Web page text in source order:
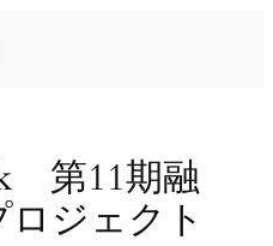
第11期融
ジェクト